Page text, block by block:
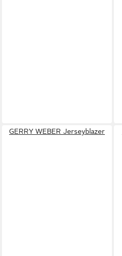
GERRY WEBER Jerseyblazer